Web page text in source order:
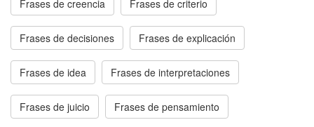
Frases de creencia Frases de criterio
Frases de decisiones Frases de explicación
Frases de idea Frases de interpretaciones
Frases de juicio Frases de pensamiento